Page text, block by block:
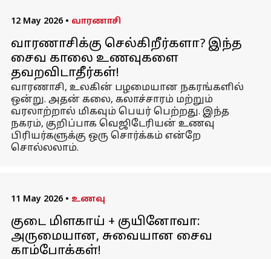
12 May 2026 • வாரணாசி
வாரணாசிக்கு செல்கிறீர்களா? இந்த
சைவ காலை உணவுகளை
தவறவிடாதீர்கள்!
வாரணாசி, உலகின் பழமையான நகரங்களில்
ஒன்று. அதன் கலை, கலாச்சாரம் மற்றும்
வரலாற்றால் மிகவும் பெயர் பெற்றது. இந்த
நகரம், குறிப்பாக வெஜிடேரியன் உணவு
பிரியர்களுக்கு ஒரு சொர்க்கம் என்றே
சொல்லலாம்.
11 May 2026 • உணவு
குடை மிளகாய் + குயினோவா:
அருமையான, சுவையான சைவ
காம்போக்கள்!